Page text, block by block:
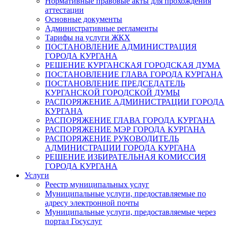
аттестации
Основные документы
Административные регламенты
Тарифы на услуги ЖКХ
ПОСТАНОВЛЕНИЕ АДМИНИСТРАЦИЯ
ГОРОДА КУРГАНА
РЕШЕНИЕ КУРГАНСКАЯ ГОРОДСКАЯ ДУМА
ПОСТАНОВЛЕНИЕ ГЛАВА ГОРОДА КУРГАНА
ПОСТАНОВЛЕНИЕ ПРЕДСЕДАТЕЛЬ
КУРГАНСКОЙ ГОРОДСКОЙ ДУМЫ
РАСПОРЯЖЕНИЕ АДМИНИСТРАЦИИ ГОРОДА
КУРГАНА
РАСПОРЯЖЕНИЕ ГЛАВА ГОРОДА КУРГАНА
РАСПОРЯЖЕНИЕ МЭР ГОРОДА КУРГАНА
РАСПОРЯЖЕНИЕ РУКОВОДИТЕЛЬ
АДМИНИСТРАЦИИ ГОРОДА КУРГАНА
РЕШЕНИЕ ИЗБИРАТЕЛЬНАЯ КОМИССИЯ
ГОРОДА КУРГАНА
Услуги
Реестр муниципальных услуг
Муниципальные услуги, предоставляемые по
адресу электронной почты
Муниципальные услуги, предоставляемые через
портал Госуслуг